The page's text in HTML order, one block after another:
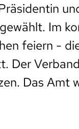
Im
feiern -
Der
Das Amt